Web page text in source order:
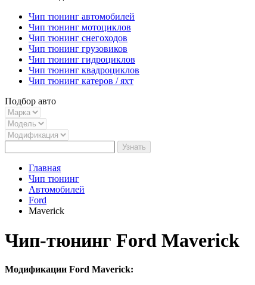
Чип тюнинг автомобилей
Чип тюнинг мотоциклов
Чип тюнинг снегоходов
Чип тюнинг грузовиков
Чип тюнинг гидроциклов
Чип тюнинг квадроциклов
Чип тюнинг катеров / яхт
Подбор авто
Узнать
Главная
Чип тюнинг
Автомобилей
Ford
Maverick
Чип-тюнинг Ford Maverick
Модификации Ford Maverick: